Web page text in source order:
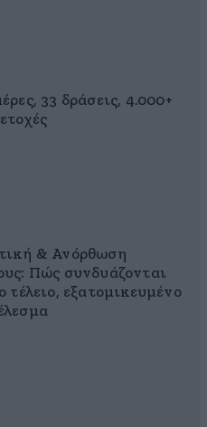
33 δράσεις, 4.000+
& Ανόρθωση
Πώς συνδυάζονται
τέλειο, εξατομικευμένο